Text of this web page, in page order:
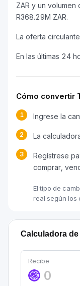
ZAR y un
R368.29M ZAR.
La oferta
En las últimas 24
Cómo convertir
1 Ingrese la
2 La
3
Regístrese
comprar,
El tipo de
real según los
Calculadora de
Recibe